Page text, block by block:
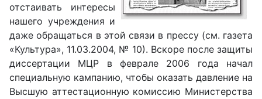
отстаивать интересы
нашего учреждения и
даже обращаться в этой связи в прессу (см. газета
«Культура», 11.03.2004, № 10). Вскоре после защиты
диссертации МЦР в феврале 2006 года начал
специальную кампанию, чтобы оказать давление на
Высшую аттестационную комиссию Министерства